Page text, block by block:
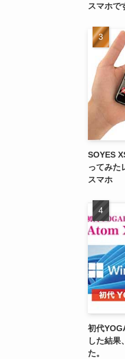
スマホで
SOYES
ってみた
スマホ
初代
した結果
た。